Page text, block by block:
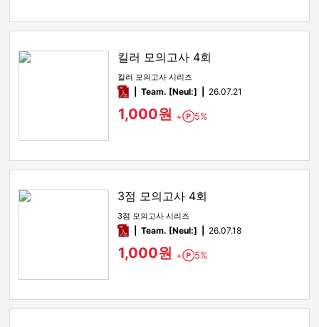
킬러 모의고사 4회
킬러 모의고사 시리즈
pdfTeam. [Neul:] 26.07.21
1,000원 + Point
5%
3점 모의고사 4회
3점 모의고사 시리즈
pdfTeam. [Neul:] 26.07.18
1,000원 + Point
5%